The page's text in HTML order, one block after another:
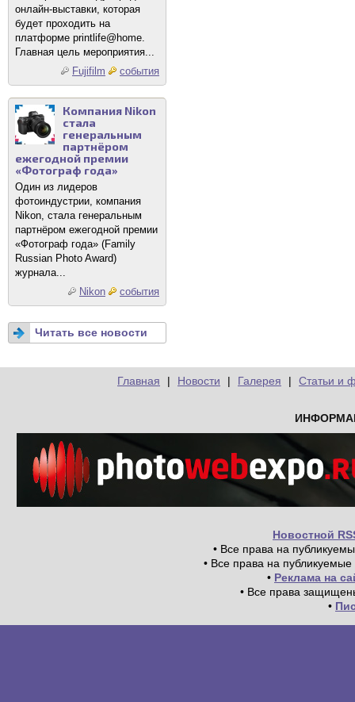
онлайн-выставки, которая
будет проходить на
платформе printlife@home.
Главная цель мероприятия...
Fujifilm
события
Компания Nikon
стала
генеральным
партнёром
ежегодной премии
«Фотограф года»
Один из лидеров
фотоиндустрии, компания
Nikon, стала генеральным
партнёром ежегодной премии
«Фотограф года» (Family
Russian Photo Award)
журнала...
Nikon
события
Читать все новости
Главная | Новости | Галерея | Статьи и
Новостной
• Все права на
• Все права на
• Реклама на
• Все права
•